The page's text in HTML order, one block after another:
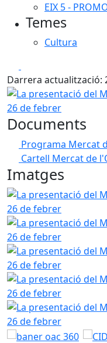
EIX 5 -
Temes
Cultura
Darrera actualització:
La presentació del
Documents
Programa Mercat
Cartell Mercat de
Imatges
La presentació del
La presentació del
La presentació del
La presentació del
La presentació del